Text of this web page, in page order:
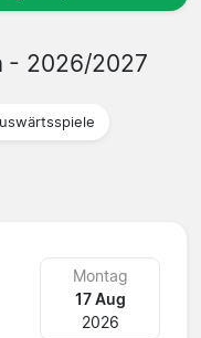
- 2026/2027
Montag
17 Aug
2026